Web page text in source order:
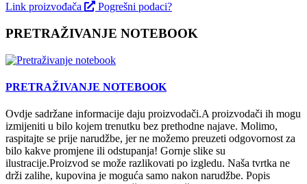
Link proizvođača Pogrešni podaci?
PRETRAŽIVANJE NOTEBOOK
PRETRAŽIVANJE NOTEBOOK
Ovdje sadržane informacije daju proizvodači.A proizvodači ih mogu
izmijeniti u bilo kojem trenutku bez prethodne najave. Molimo,
raspitajte se prije narudžbe, jer ne možemo preuzeti odgovornost za
bilo kakve promjene ili odstupanja! Gornje slike su
ilustracije.Proizvod se može razlikovati po izgledu. Naša tvrtka ne
drži zalihe, kupovina je moguća samo nakon narudžbe. Popis